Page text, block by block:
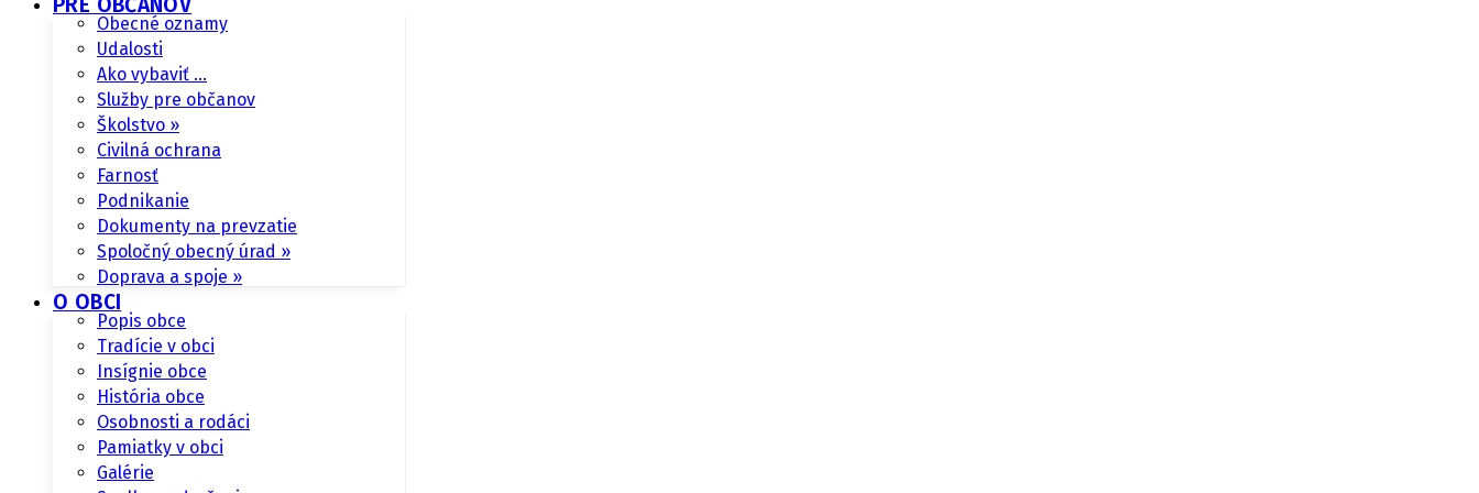
Obecné oznamy
Udalosti
Ako vybaviť …
Služby pre občanov
Školstvo »
Civilná ochrana
Farnosť
Podnikanie
Dokumenty na prevzatie
Spoločný obecný úrad »
Doprava a spoje »
O OBCI
Popis obce
Tradície v obci
Insígnie obce
História obce
Osobnosti a rodáci
Pamiatky v obci
Galérie